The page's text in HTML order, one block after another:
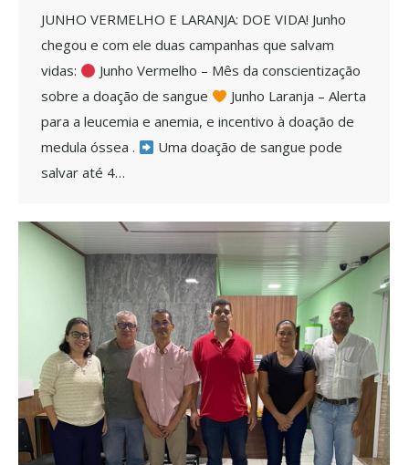
JUNHO VERMELHO E LARANJA: DOE VIDA! Junho
chegou e com ele duas campanhas que salvam
vidas:
Junho Vermelho – Mês da conscientização
sobre a doação de sangue
Junho Laranja – Alerta
para a leucemia e anemia, e incentivo à doação de
medula óssea .
Uma doação de sangue pode
salvar até 4…